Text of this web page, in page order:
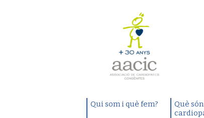
Qui som i què fem?
Què